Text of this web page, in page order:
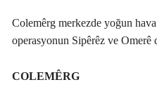
Colemêrg merkezde yoğun
operasyonun Sipêrêz ve Omerê
COLEMÊRG